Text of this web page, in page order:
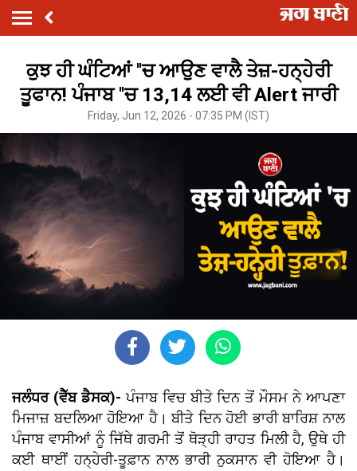
ਕੁਝ ਹੀ ਘੰਟਿਆਂ ''ਚ ਆਉਣ ਵਾਲੈ ਤੇਜ਼-ਹਨ੍ਹੇਰੀ
ਤੂਫਾਨ! ਪੰਜਾਬ ''ਚ 13,14 ਲਈ ਵੀ Alert ਜਾਰੀ
Friday, Jun 12, 2026 - 07:35 PM (IST)
ਜਲੰਧਰ (ਵੈੱਬ ਡੈਸਕ)-ਪੰਜਾਬ ਵਿਚ ਬੀਤੇ ਦਿਨ ਤੋਂ ਮੌਸਮ ਨੇ ਆਪਣਾ
ਮਿਜਾਜ਼ ਬਦਲਿਆ ਹੋਇਆ ਹੈ। ਬੀਤੇ ਦਿਨ ਹੋਈ ਭਾਰੀ ਬਾਰਿਸ਼ ਨਾਲ
ਪੰਜਾਬ ਵਾਸੀਆਂ ਨੂੰ ਜਿੱਥੇ ਗਰਮੀ ਤੋਂ ਥੋੜ੍ਹੀ ਰਾਹਤ ਮਿਲੀ ਹੈ, ਉਥੇ ਹੀ
ਕਈ ਥਾਈਂ ਹਨ੍ਹੇਰੀ-ਤੂਫ਼ਾਨ ਨਾਲ ਭਾਰੀ ਨੁਕਸਾਨ ਵੀ ਹੋਇਆ ਹੈ।